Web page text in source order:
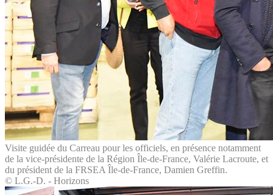
Visite guidée du Carreau pour les officiels, en présence notamment
de la vice-présidente de la Région Île-de-France, Valérie Lacroute, et
du président de la FRSEA Île-de-France, Damien Greffin.
© L.G.-D. - Horizons